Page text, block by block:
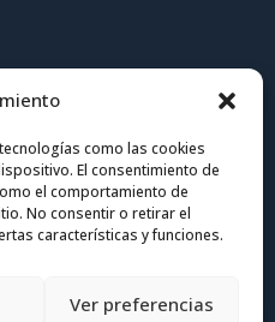
como las cookies
El consentimiento de
el comportamiento de
No consentir o retirar el
características y funciones.
Ver preferencias